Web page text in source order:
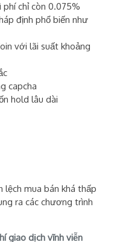
phí chỉ còn 0.075%
định phổ biến như
với lãi suất khoảng
capcha
hold lâu dài
lệch mua bán khá thấp
ra các chương trình
giao dịch vĩnh viễn